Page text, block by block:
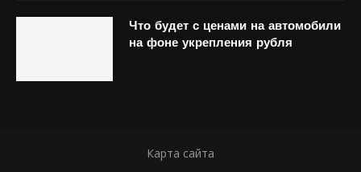
Что будет с ценами на автомобили
на фоне укрепления рубля
Карта сайта